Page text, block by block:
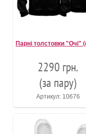
Парні толстовки "Очі"
2290 грн.
(за пару)
Артикул: 10676